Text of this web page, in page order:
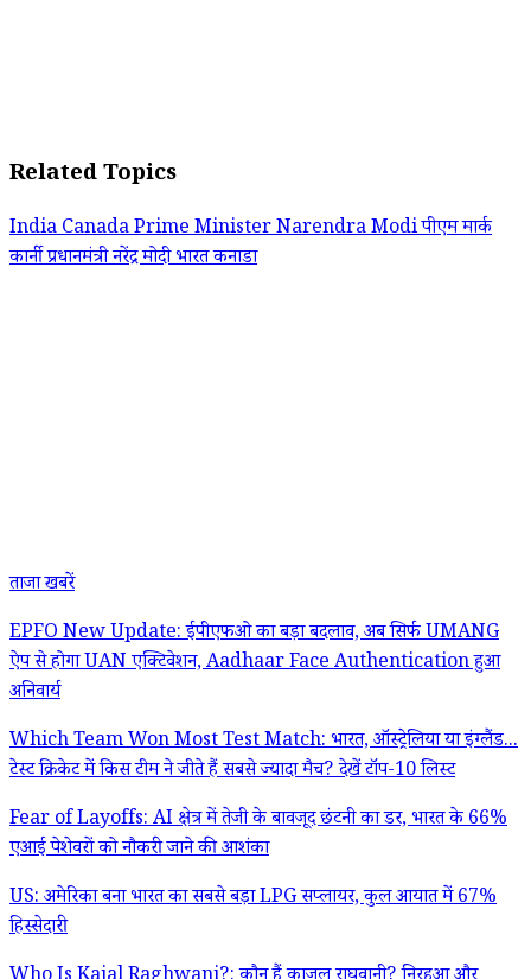
Related Topics
India CanadaPrime Minister Narendra Modiपीएम मार्क
कार्नीप्रधानमंत्री नरेंद्र मोदीभारत कनाडा
ताजा खबरें
EPFO New Update: ईपीएफओ का बड़ा बदलाव, अब सिर्फ UMANG
ऐप से होगा UAN एक्टिवेशन, Aadhaar Face Authentication हुआ
अनिवार्य
Which Team Won Most Test Match: भारत, ऑस्ट्रेलिया या इंग्लैंड...
टेस्ट क्रिकेट में किस टीम ने जीते हैं सबसे ज्यादा मैच? देखें टॉप-10 लिस्ट
Fear of Layoffs: AI क्षेत्र में तेजी के बावजूद छंटनी का डर, भारत के 66%
एआई पेशेवरों को नौकरी जाने की आशंका
US: अमेरिका बना भारत का सबसे बड़ा LPG सप्लायर, कुल आयात में 67%
हिस्सेदारी